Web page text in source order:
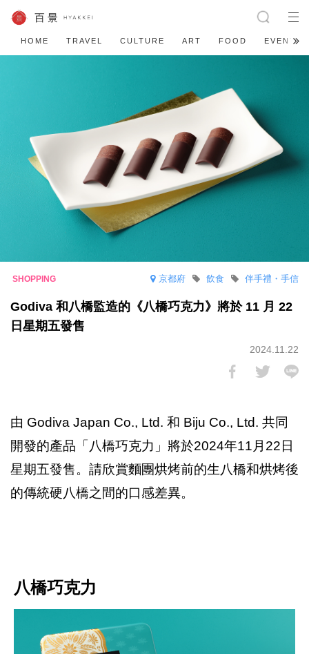
HOME TRAVEL CULTURE ART FOOD EVENT
京都府 伴手禮・手信
飲食
Godiva 和八橋監造的《八橋巧克力》將於 11 月 22
日星期五發售
2024.11.22
由 Godiva Japan Co., Ltd. 和 Biju Co., Ltd. 共同
開發的產品「八橋巧克力」將於2024年11月22日
星期五發售。請欣賞麵團烘烤前的生八橋和烘烤後
的傳統硬八橋之間的口感差異。
八橋巧克力